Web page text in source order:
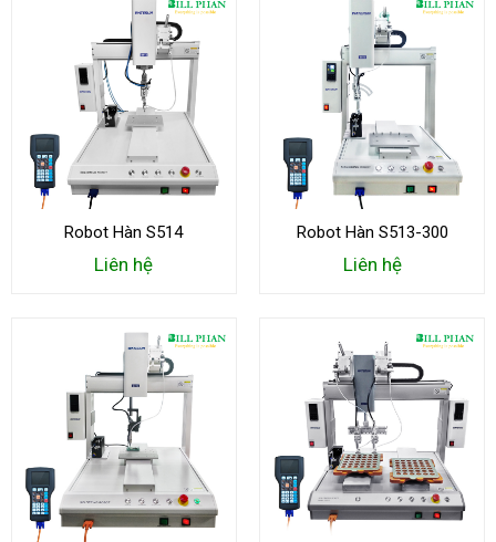
Robot Hàn S514
Liên hệ
Robot Hàn S513-300
Liên hệ